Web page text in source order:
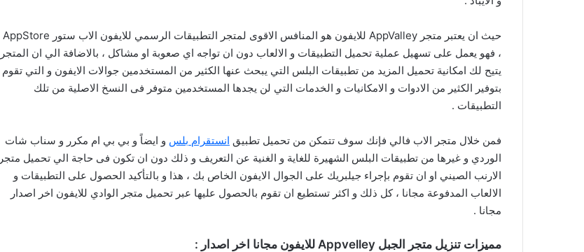
حيث ان يعتبر متجر AppValley للايفون هو المنافس الاقوى لمتجر التطبيقات الرسمي للايفون الاب ستور AppStore
، فهو يعمل على تسهيل عملية تحميل التطبيقات و الالعاب دون ان تواجه اي صعوبة او مشاكل ، بالاضافة الي ان المتجر
يتيح لك امكانية تحميل المزيد من تطبيقات البلس التي يبحث عنها الكثير من المستخدمين جوالات الايفون و التي تقوم
بتوفير الكثير من الادوات و الامكانيات و الخدمات التي لن يجدها المستخدمين متوفر فى النسخ الاصلية من تلك
التطبيقات .
فمن خلال متجر الاب فالي فإنك سوف تتمكن من تحميل تطبيق انستقرام بلس و ايضاً و بي بي ام مكرر و سناب شات
الوردي و غيرها من تطبيقات البلس الشهيرة للغاية و الغنية عن التعريف و ذلك دون ان تكون فى حاجة الي تحميل متجر
الارنب الصيني او ان تقوم بإجراء جيلبريك على الجوال الايفون الخاص بك ، هذا و بالتأكيد الحصول على التطبيقات و
الالعاب المدفوعة مجانا ، كل ذلك و اكثر تستطيع ان تقوم بالحصول عليها عبر تحميل متجر الوادي للايفون اخر اصدار
مجانا .
مميزات تنزيل متجر الجبل Appvelley للايفون مجانا اخر اصدار :